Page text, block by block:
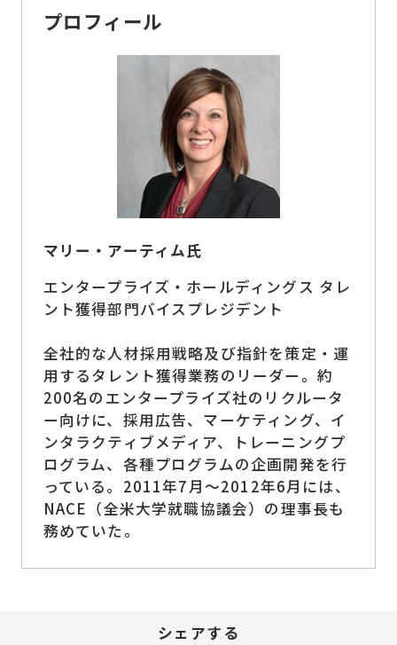
プロフィール
マリー・アーティム氏
エンタープライズ・ホールディングス タレ
ント獲得部門バイスプレジデント
全社的な人材採用戦略及び指針を策定・運
用するタレント獲得業務のリーダー。約
200名のエンタープライズ社のリクルータ
ー向けに、採用広告、マーケティング、イ
ンタラクティブメディア、トレーニングプ
ログラム、各種プログラムの企画開発を行
っている。2011年7月～2012年6月には、
NACE（全米大学就職協議会）の理事長も
務めていた。
シェアする